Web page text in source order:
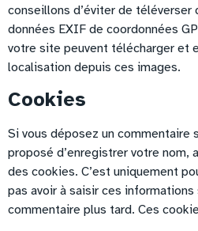
conseillons d’éviter de téléverser
données EXIF de coordonnées
votre site peuvent télécharger et
localisation depuis ces images.
Cookies
Si vous déposez un commentaire
proposé d’enregistrer votre nom,
des cookies. C’est uniquement
pas avoir à saisir ces
commentaire plus tard. Ces